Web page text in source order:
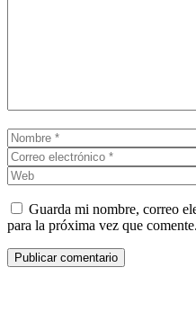
Nombre
Guarda mi nombre, correo
para la próxima vez que comente.